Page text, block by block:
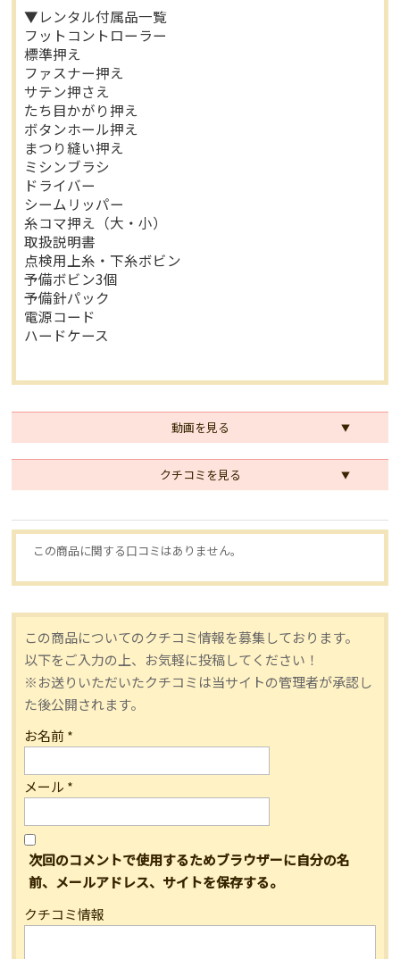
▼レンタル付属品一覧
フットコントローラー
標準押え
ファスナー押え
サテン押さえ
たち目かがり押え
ボタンホール押え
まつり縫い押え
ミシンブラシ
ドライバー
シームリッパー
糸コマ押え（大・小）
取扱説明書
点検用上糸・下糸ボビン
予備ボビン3個
予備針パック
電源コード
ハードケース
動画を見る
クチコミを見る
この商品に関する口コミはありません。
この商品についてのクチコミ情報を募集しております。
以下をご入力の上、お気軽に投稿してください！
※お送りいただいたクチコミは当サイトの管理者が承認し
た後公開されます。
お名前*
メール *
次回のコメントで使用するためブラウザーに自分の名
前、メールアドレス、サイトを保存する。
クチコミ情報